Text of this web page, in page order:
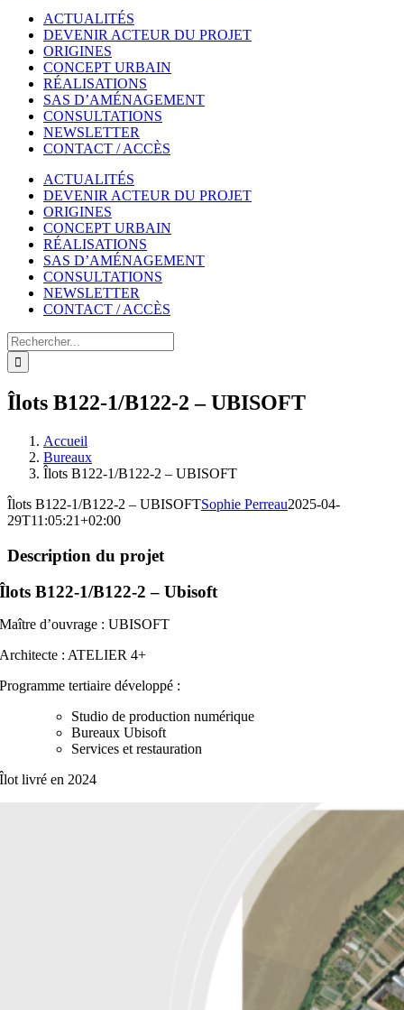
ACTUALITÉS
DEVENIR ACTEUR DU PROJET
ORIGINES
CONCEPT URBAIN
RÉALISATIONS
SAS D’AMÉNAGEMENT
CONSULTATIONS
NEWSLETTER
CONTACT / ACCÈS
ACTUALITÉS
DEVENIR ACTEUR DU PROJET
ORIGINES
CONCEPT URBAIN
RÉALISATIONS
SAS D’AMÉNAGEMENT
CONSULTATIONS
NEWSLETTER
CONTACT / ACCÈS
Rechercher
Îlots B122-1/B122-2 – UBISOFT
Accueil
Bureaux
Îlots B122-1/B122-2 – UBISOFT
Îlots B122-1/B122-2 – UBISOFTSophie Perreau2025-04-
29T11:05:21+02:00
Description du projet
Îlots B122-1/B122-2 – Ubisoft
Maître d’ouvrage : UBISOFT
Architecte : ATELIER 4+
Programme tertiaire développé :
Studio de production numérique
Bureaux Ubisoft
Services et restauration
Îlot livré en 2024